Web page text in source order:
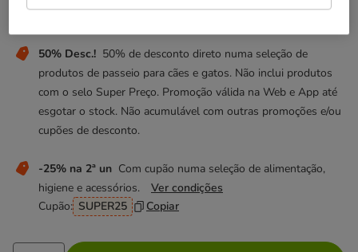
50% Desc.! 50% de desconto direto numa seleção de
produtos de passeio para cães e gatos. Não inclui produtos
com o selo Super Preço. Promoção válida na Web e App até
esgotar o stock. Não acumulável com outras promoções e/ou
cupões de desconto.
-25% na 2ª un Com cupão numa seleção de alimentação,
higiene e acessórios.
Ver condições
Cupão: SUPER25 Copiar